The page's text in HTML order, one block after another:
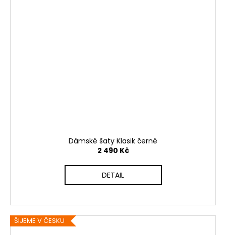
Dámské šaty Klasik černé
2 490 Kč
DETAIL
ŠIJEME V ČESKU